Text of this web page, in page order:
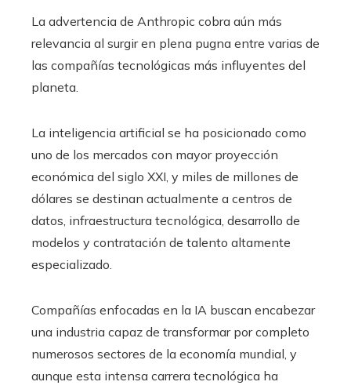
La advertencia de Anthropic cobra aún más
relevancia al surgir en plena pugna entre varias de
las compañías tecnológicas más influyentes del
planeta.
La inteligencia artificial se ha posicionado como
uno de los mercados con mayor proyección
económica del siglo XXI, y miles de millones de
dólares se destinan actualmente a centros de
datos, infraestructura tecnológica, desarrollo de
modelos y contratación de talento altamente
especializado.
Compañías enfocadas en la IA buscan encabezar
una industria capaz de transformar por completo
numerosos sectores de la economía mundial, y
aunque esta intensa carrera tecnológica ha